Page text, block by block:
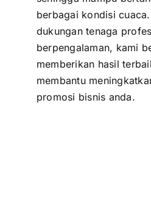
berbagai kondisi
dukungan tenaga
berpengalaman, kami
memberikan hasil
membantu
promosi bisnis anda.